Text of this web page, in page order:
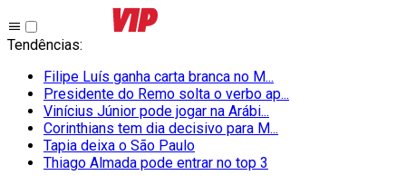
Tendências:
Filipe Luís ganha carta branca no M...
Presidente do Remo solta o verbo ap...
Vinícius Júnior pode jogar na Arábi...
Corinthians tem dia decisivo para M...
Tapia deixa o São Paulo
Thiago Almada pode entrar no top 3